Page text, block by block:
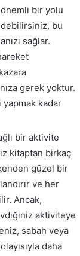
bir yolu
bu
sağlar.
gerek yoktur.
kadar
bir aktivite
kitaptan birkaç
güzel bir
ve her
Ancak,
aktiviteye
sabah veya
daha